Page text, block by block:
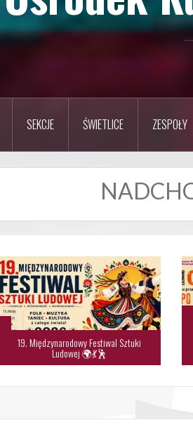
SEKCJE ŚWIETLICE ZESPOŁY
19. Międzynarodowy Festiwal Sztuki
Ludowej 🌍💃🕺